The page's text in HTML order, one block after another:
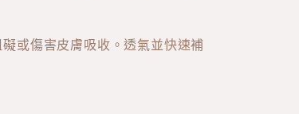
或傷害皮膚吸收。透氣並快速補